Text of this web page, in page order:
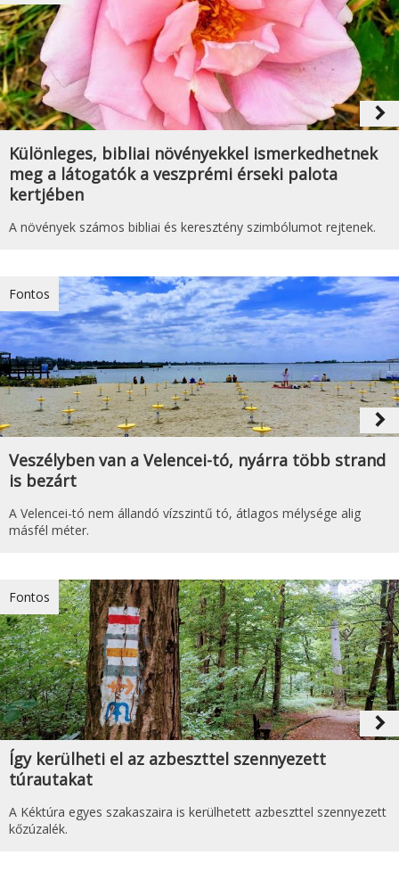
navigate_next
Különleges, bibliai növényekkel ismerkedhetnek
meg a látogatók a veszprémi érseki palota
kertjében
A növények számos bibliai és keresztény szimbólumot rejtenek.
Fontos
navigate_next
Veszélyben van a Velencei-tó, nyárra több strand
is bezárt
A Velencei-tó nem állandó vízszintű tó, átlagos mélysége alig
másfél méter.
Fontos
navigate_next
Így kerülheti el az azbeszttel szennyezett
túrautakat
A Kéktúra egyes szakaszaira is kerülhetett azbeszttel szennyezett
kőzúzalék.